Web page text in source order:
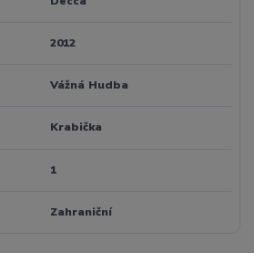
2012
Vážná Hudba
Krabička
1
Zahraniční